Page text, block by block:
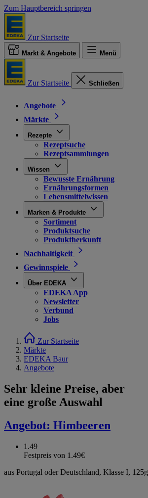
Zum Hauptbereich springen
Zur Startseite
Markt & Angebote Menü
Zur Startseite Schließen
Angebote
Märkte
Rezepte
Rezeptsuche
Rezeptsammlungen
Wissen
Bewusste Ernährung
Ernährungsformen
Lebensmittelwissen
Marken & Produkte
Sortiment
Produktsuche
Produktherkunft
Nachhaltigkeit
Gewinnspiele
Über EDEKA
EDEKA App
Newsletter
Verbund
Jobs
Zur Startseite
Märkte
EDEKA Baur
Angebote
Sehr kleine Preise, aber
eine große Auswahl
Angebot: Himbeeren
1.49
Festpreis von 1.49€
aus Portugal oder Deutschland, Klasse I, 125g